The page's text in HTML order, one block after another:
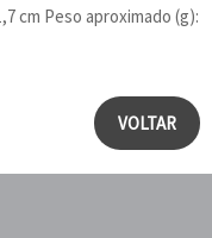
cm Peso aproximado (g):
VOLTAR